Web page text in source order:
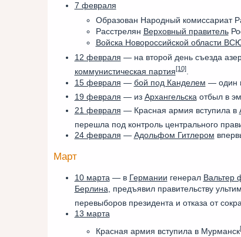
7 февраля
Образован Народный комиссариат
Расстрелян Верховный правитель
Войска Новороссийской области
12 февраля — на второй день съезда
коммунистическая партия[10].
15 февраля — бой под Канделем — один
19 февраля — из Архангельска отбыл в
21 февраля — Красная армия вступила в
перешла под контроль центрального
24 февраля — Адольфом Гитлером
Март
10 марта — в Германии генерал Вальтер
Берлина , предъявил правительству
перевыборов президента и отказа от
13 марта
Красная армия вступила в Мурманск